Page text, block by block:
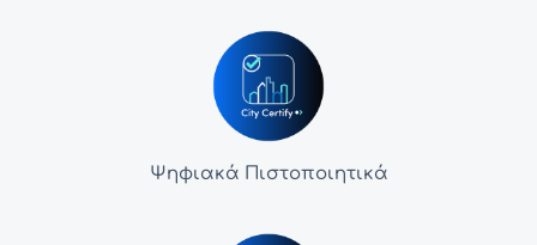
Ψηφιακά Πιστοποιητικά